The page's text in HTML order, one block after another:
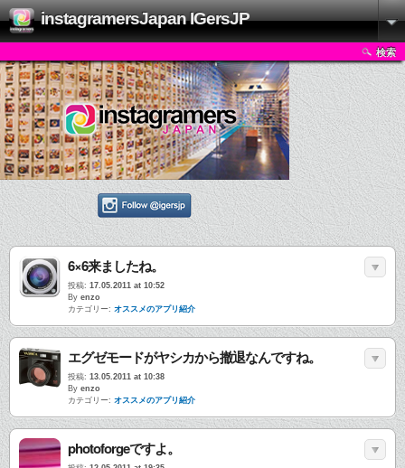
instagramersJapan IGersJP
検索
6×6来ましたね。
投稿: 17.05.2011 at 10:52
By enzo
カテゴリー: オススメのアプリ紹介
エグゼモードがヤシカから撤退なんですね。
投稿: 13.05.2011 at 10:38
By enzo
カテゴリー: オススメのアプリ紹介
photoforgeですよ。